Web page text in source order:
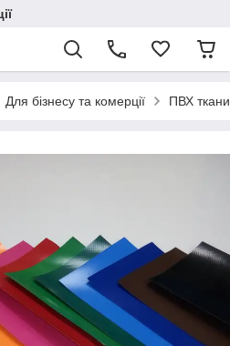
Для бізнесу та комерції ПВХ